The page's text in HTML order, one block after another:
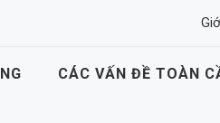
CÁC VẤN ĐỀ TOÀN